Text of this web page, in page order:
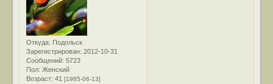
Откуда: Подольск
Зарегистрирован: 2012-10-31
Сообщений: 5723
Пол: Женский
Возраст: 41[1985-06-13]